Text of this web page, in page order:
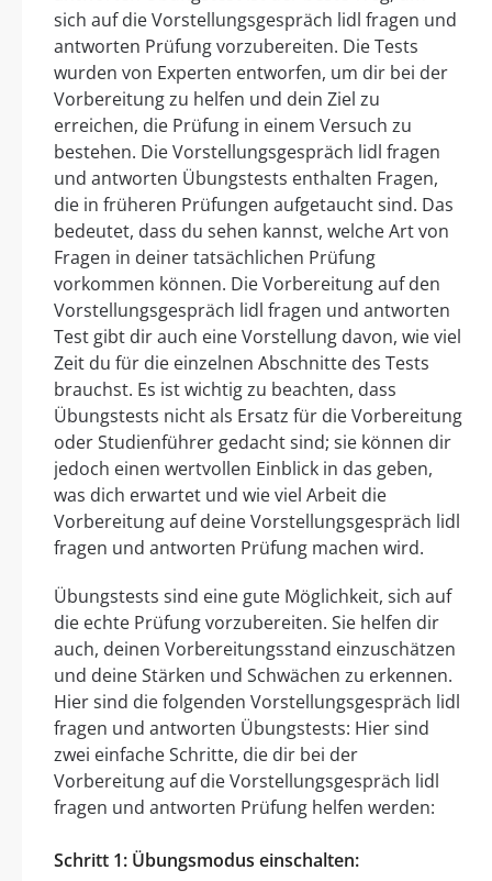
sich auf die Vorstellungsgespräch lidl fragen und
antworten Prüfung vorzubereiten. Die Tests
wurden von Experten entworfen, um dir bei der
Vorbereitung zu helfen und dein Ziel zu
erreichen, die Prüfung in einem Versuch zu
bestehen. Die Vorstellungsgespräch lidl fragen
und antworten Übungstests enthalten Fragen,
die in früheren Prüfungen aufgetaucht sind. Das
bedeutet, dass du sehen kannst, welche Art von
Fragen in deiner tatsächlichen Prüfung
vorkommen können. Die Vorbereitung auf den
Vorstellungsgespräch lidl fragen und antworten
Test gibt dir auch eine Vorstellung davon, wie viel
Zeit du für die einzelnen Abschnitte des Tests
brauchst. Es ist wichtig zu beachten, dass
Übungstests nicht als Ersatz für die Vorbereitung
oder Studienführer gedacht sind; sie können dir
jedoch einen wertvollen Einblick in das geben,
was dich erwartet und wie viel Arbeit die
Vorbereitung auf deine Vorstellungsgespräch lidl
fragen und antworten Prüfung machen wird.
Übungstests sind eine gute Möglichkeit, sich auf
die echte Prüfung vorzubereiten. Sie helfen dir
auch, deinen Vorbereitungsstand einzuschätzen
und deine Stärken und Schwächen zu erkennen.
Hier sind die folgenden Vorstellungsgespräch lidl
fragen und antworten Übungstests: Hier sind
zwei einfache Schritte, die dir bei der
Vorbereitung auf die Vorstellungsgespräch lidl
fragen und antworten Prüfung helfen werden:
Schritt 1: Übungsmodus einschalten: